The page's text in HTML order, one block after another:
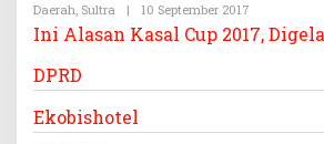
C
G
A
C
Daerah, Sultra | 10 September 2017
L
E
E
S
Ini Alasan Kasal Cup 2017,
DPRD
Ekobishotel